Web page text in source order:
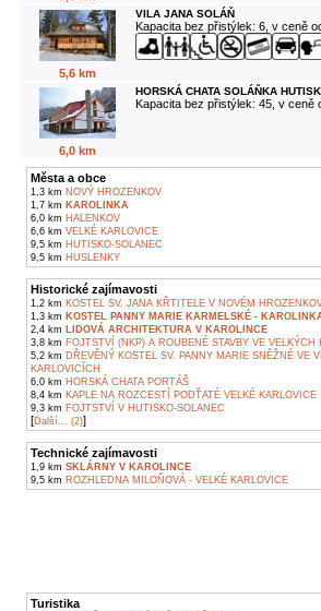
5,6 km
VILA JANA SOLÁŇ
Kapacita bez přistýlek: 6, v ceně
6,0 km
HORSKÁ CHATA SOLÁŇKA
Kapacita bez přistýlek: 45, v ceně
Města a obce
1,3 km NOVÝ HROZENKOV
1,7 km KAROLINKA
6,0 km HALENKOV
6,6 km VELKÉ KARLOVICE
9,5 km HUTISKO-SOLANEC
9,5 km HUSLENKY
Historické zajímavosti
1,2 km KOSTEL SV. JANA KŘTITELE V NOVÉM
1,3 km KOSTEL PANNY MARIE KARMELSKÉ -
2,4 km LIDOVÁ ARCHITEKTURA V KAROLINCE
3,8 km FOJTSTVÍ (NKP) A ROUBENÉ STAVBY VE VELKÝCH
5,2 km DŘEVĚNÝ KOSTEL SV. PANNY MARIE SNĚŽNÉ VE
KARLOVICÍCH
6,0 km HORSKÁ CHATA PORTÁŠ
8,4 km KAPLE NA ROZCESTÍ PODŤATÉ VELKÉ KARLOVICE
9,3 km FOJTSTVÍ V HUTISKO-SOLANEC
[Další... (2)]
Technické zajímavosti
1,9 km SKLÁRNY V KAROLINCE
9,5 km ROZHLEDNA MILOŇOVÁ - VELKÉ KARLOVICE
Turistika